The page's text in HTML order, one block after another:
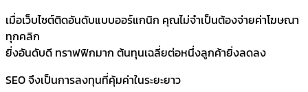
เมื่อเว็บไซต์ติดอันดับแบบออร์แกนิก คุณไม่จำเป็นต้องจ่ายค่าโฆษณา
ทุกคลิก
ยิ่งอันดับดี ทราฟฟิกมาก ต้นทุนเฉลี่ยต่อหนึ่งลูกค้ายิ่งลดลง
SEO จึงเป็นการลงทุนที่คุ้มค่าในระยะยาว